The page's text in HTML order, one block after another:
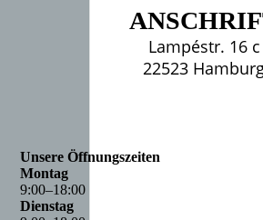
Lampéstr. 16 c
22523
Unsere Öffnungszeiten
Montag
9:00–18:00
Dienstag